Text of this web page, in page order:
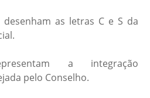
as letras C e S da
a integração
pelo Conselho.